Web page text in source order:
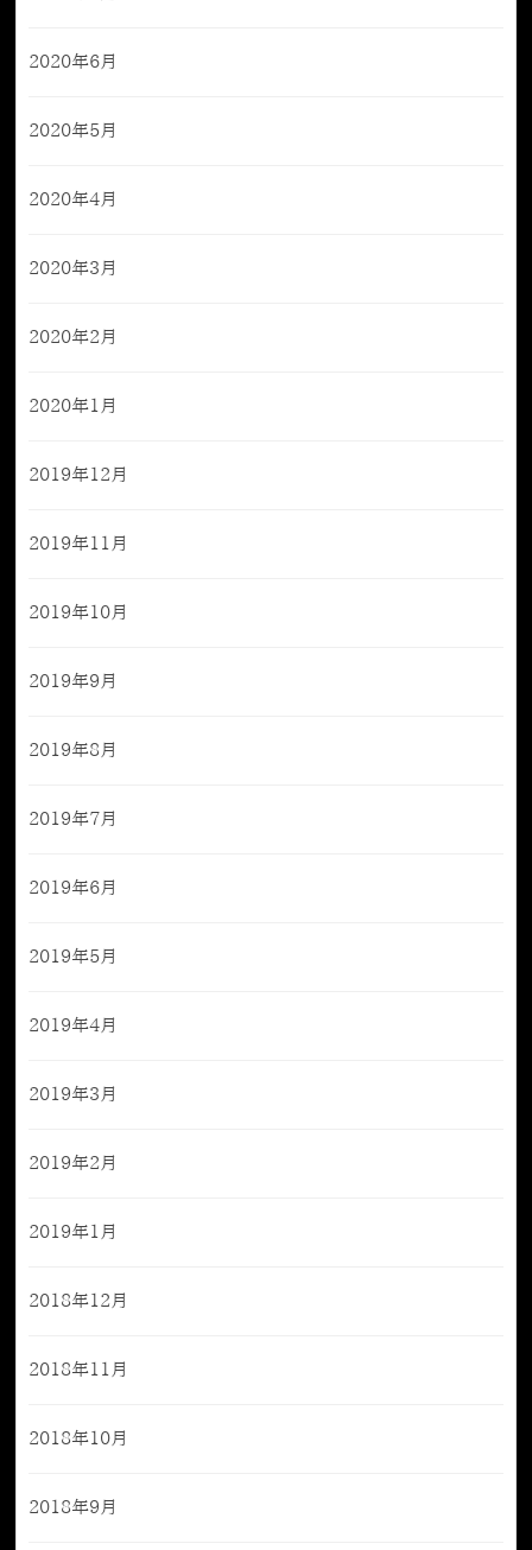
2020年6月
2020年5月
2020年4月
2020年3月
2020年2月
2020年1月
2019年12月
2019年11月
2019年10月
2019年9月
2019年8月
2019年7月
2019年6月
2019年5月
2019年4月
2019年3月
2019年2月
2019年1月
2018年12月
2018年11月
2018年10月
2018年9月